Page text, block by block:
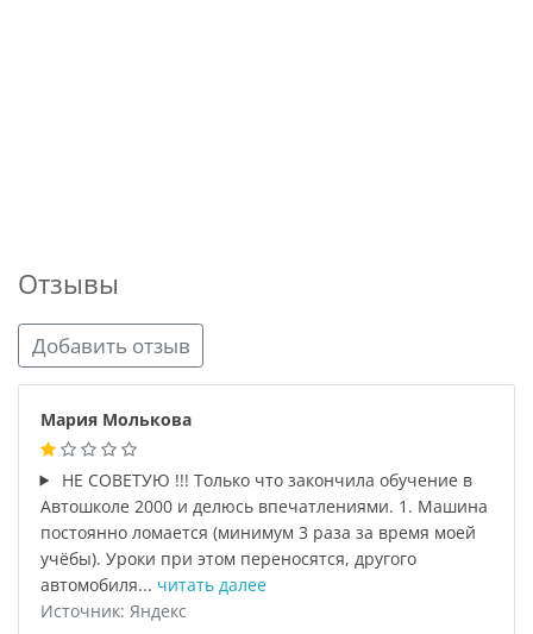
Отзывы
Добавить отзыв
Мария Молькова
НЕ СОВЕТУЮ !!! Только что закончила обучение в
Автошколе 2000 и делюсь впечатлениями. 1. Машина
постоянно ломается (минимум 3 раза за время моей
учёбы). Уроки при этом переносятся, другого
автомобиля... читать далее
Источник: Яндекс